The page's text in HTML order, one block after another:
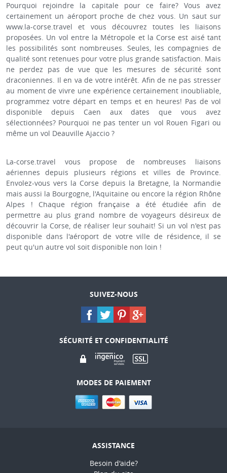
Pourquoi rejoindre la capitale pour ce faire? Vous avez
certainement un aéroport proche de chez vous. Un saut sur
www.la-corse.travel et vous découvrez toutes les liaisons
proposées. Un vol entre la Métropole et la Corse est aisé tant
les possibilités sont nombreuses. Seules, les compagnies de
qualité sont retenues pour votre plus grande satisfaction. Mais
ne perdez pas de vue que les mesures de sécurité sont
draconiennes. Il en va de votre intérêt. Afin de ne pas stresser
au moment de vivre une expérience certainement inoubliable,
programmez votre départ en temps et en heures! Pas de vol
disponible depuis Caen aux dates que vous avez
sélectionnées? Pourquoi ne pas tenter un vol Rouen Figari ou
même un vol Deauville Ajaccio ?
La-corse.travel vous propose de nombreuses liaisons
aériennes depuis plusieurs régions et villes de Province.
Envolez-vous vers la Corse depuis la Bretagne, la Normandie
mais aussi la Bourgogne, l'Aquitaine ou encore la région Rhône
Alpes ! Chaque région française a été étudiée afin de
permettre au plus grand nombre de voyageurs désireux de
découvrir la Corse, de réaliser leur souhait! Si un vol n'est pas
disponible dans l'aéroport de votre ville de résidence, il se
peut qu'un autre vol soit disponible non loin !
SUIVEZ-NOUS
SÉCURITÉ ET CONFIDENTIALITÉ
MODES DE PAIEMENT
ASSISTANCE
Besoin d'aide?